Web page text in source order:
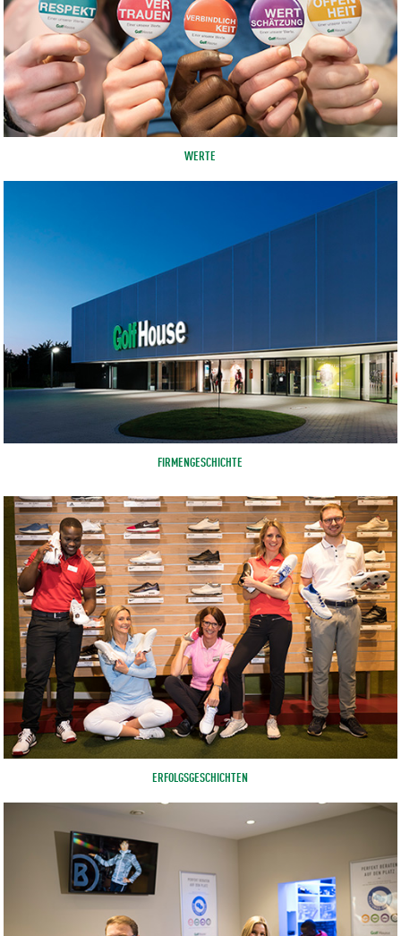
WERTE
FIRMENGESCHICHTE
ERFOLGSGESCHICHTEN